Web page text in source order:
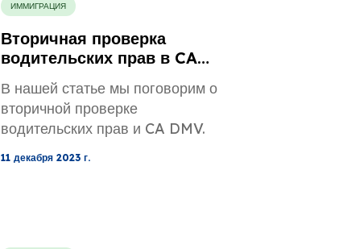
ИММИГРАЦИЯ
Вторичная проверка
водительских прав в CA
DMV: объяснение
В нашей статье мы поговорим о
вторичной проверке
водительских прав и CA DMV.
11 декабря 2023 г.